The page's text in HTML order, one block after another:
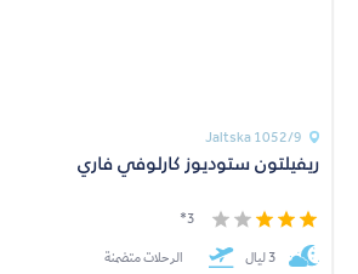
Jaltska 1052/9
ريفيلتون ستوديوز كارلوفي فاري
3*
3 ليال الرحلات متضمنة